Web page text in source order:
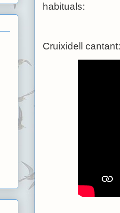
habituals:
Cruixidell cantant: